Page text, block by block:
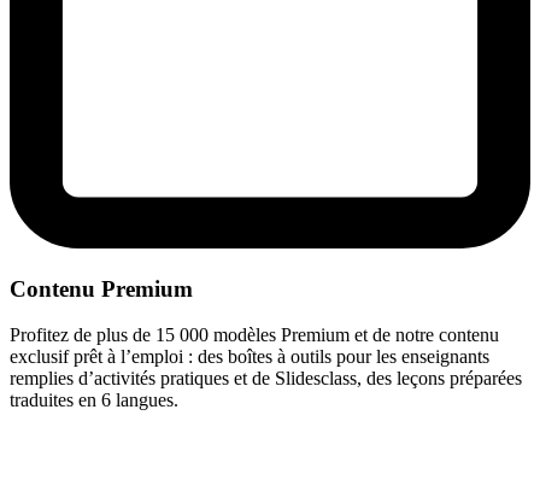
Contenu Premium
Profitez de plus de 15 000 modèles Premium et de notre contenu
exclusif prêt à l’emploi : des boîtes à outils pour les enseignants
remplies d’activités pratiques et de Slidesclass, des leçons préparées
traduites en 6 langues.